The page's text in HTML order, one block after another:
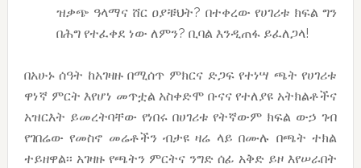
ዝቃጭ ዓላማና ሸር ዐያቹህት? በተቀረው የሀገሪቱ ክፍል ግን
በሕግ የተፈቀደ ነው ለምን? ቢባል እንዲጠፋ ይፈለጋላ!
በአሁኑ ሰዓት ከአገዛዙ በሚሰጥ ምክርና ድጋፍ የተነሣ ጫት የሀገሪቱ
ዋነኛ ምርት እየሆነ መጥቷል አስቀድሞ ቡናና የተለያዩ አትክልቶችና
አዝርእት ይመረትባቸው የነበሩ በሀገሪቱ የትኛውም ክፍል ውኃ ገብ
የገበሬው የመስኖ መሬቶችን ብታዩ ዛሬ ላይ በሙሉ በጫት ተክል
ተይዘዋል፡፡ አገዛዙ የጫትን ምርትና ንግድ ሰፊ አቅድ ይዞ እየሠራበት